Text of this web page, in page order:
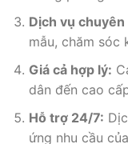
Dịch vụ
mẫu, chăm sóc
Giá cả hợp lý:
dân đến cao
Hỗ trợ 24/7:
ứng nhu cầu